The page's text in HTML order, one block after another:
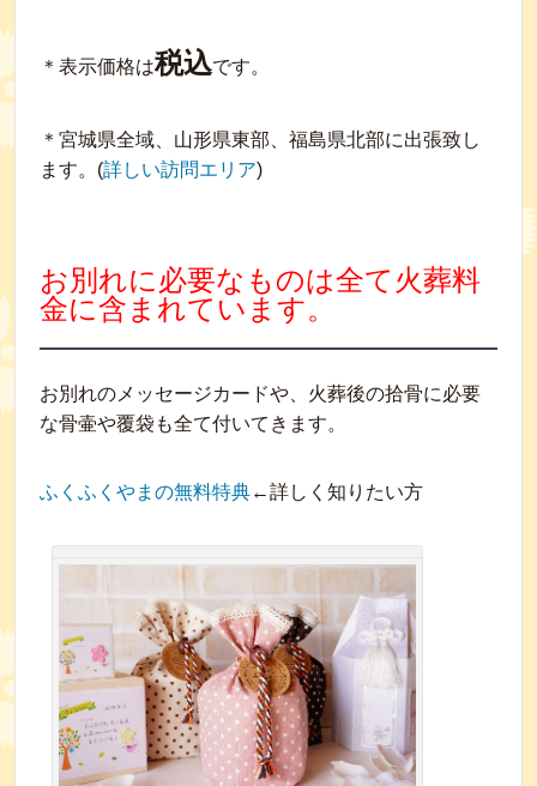
＊表示価格は税込です。
＊宮城県全域、山形県東部、福島県北部に出張致し
ます。(詳しい訪問エリア)
お別れに必要なものは全て火葬料
金に含まれています。
お別れのメッセージカードや、火葬後の拾骨に必要
な骨壷や覆袋も全て付いてきます。
ふくふくやまの無料特典←詳しく知りたい方